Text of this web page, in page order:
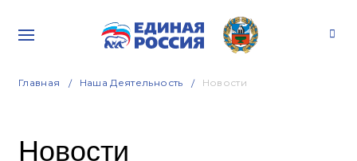
Главная Наша Деятельность Новости
Новости